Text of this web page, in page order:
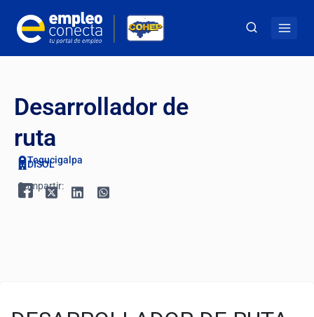
Desarrollador de
ruta
Tegucigalpa
DISOL
Compartir: